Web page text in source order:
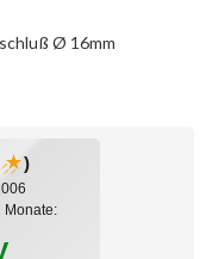
Ø 16mm
)
Monate: